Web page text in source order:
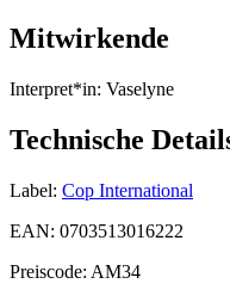
Mitwirkende
Interpret*in: Vaselyne
Technische
Label: Cop International
EAN: 0703513016222
Preiscode: AM34